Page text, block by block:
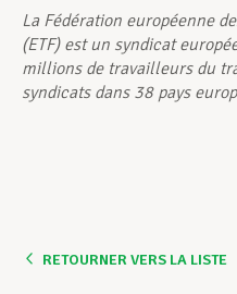
La Fédération européenne
(ETF) est un syndicat
millions de travailleurs du
syndicats dans 38 pays
RETOURNER VERS LA LISTE